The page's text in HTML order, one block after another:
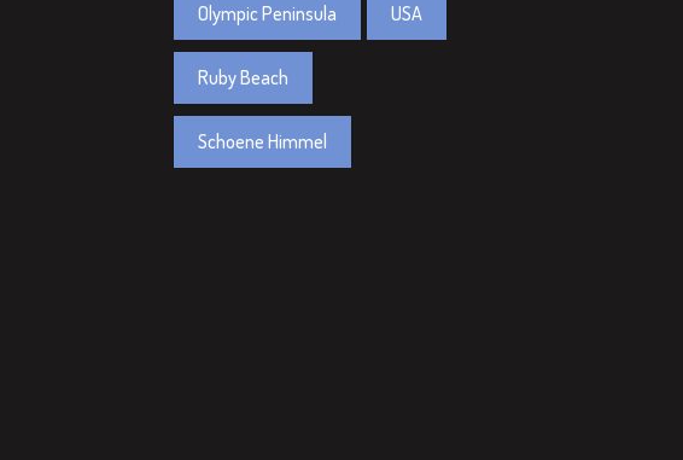
Olympic Peninsula USA
Ruby Beach
Schoene Himmel